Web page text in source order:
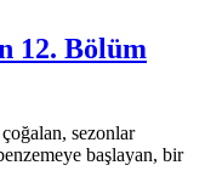
12. Bölüm
sezonlar
başlayan, bir